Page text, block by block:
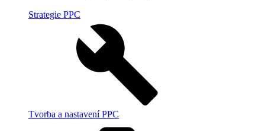
Strategie PPC
Tvorba a nastavení PPC